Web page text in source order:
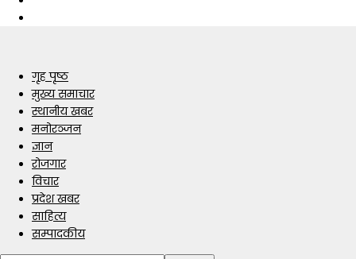
गृह पृष्ठ
मुख्य समाचार
स्थानीय खबर
मनोरञ्जन
ज्ञान
रोजगार
विचार
प्रदेश खबर
साहित्य
सम्पादकीय